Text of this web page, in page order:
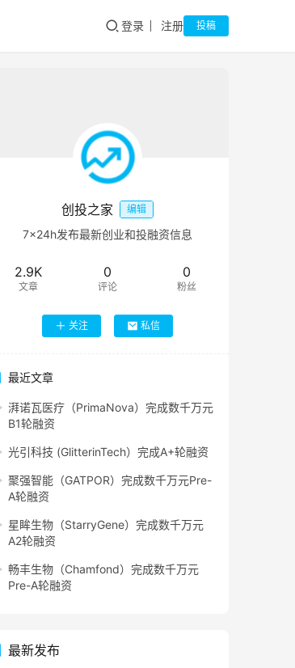
登录 注册 投稿
创投之家 编辑
7×24h发布最新创业和投融资信息
2.9K
文章
0
评论
0
粉丝
关注 私信
最近文章
湃诺瓦医疗（PrimaNova）完成数千万元
B1轮融资
光引科技 (GlitterinTech）完成A+轮融资
聚强智能（GATPOR）完成数千万元Pre-
A轮融资
星眸生物（StarryGene）完成数千万元
A2轮融资
畅丰生物（Chamfond）完成数千万元
Pre-A轮融资
最新发布